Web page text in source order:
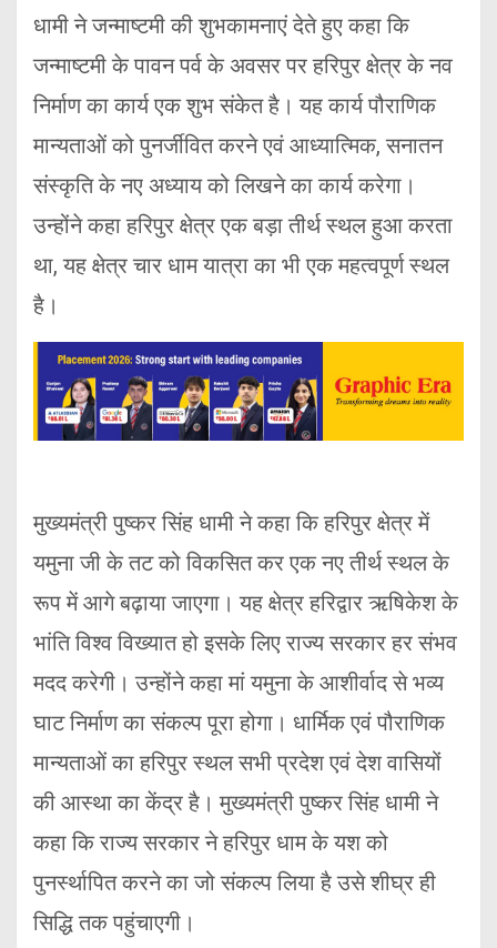
धामी ने जन्माष्टमी की शुभकामनाएं देते हुए कहा कि
जन्माष्टमी के पावन पर्व के अवसर पर हरिपुर क्षेत्र के नव
निर्माण का कार्य एक शुभ संकेत है। यह कार्य पौराणिक
मान्यताओं को पुनर्जीवित करने एवं आध्यात्मिक, सनातन
संस्कृति के नए अध्याय को लिखने का कार्य करेगा।
उन्होंने कहा हरिपुर क्षेत्र एक बड़ा तीर्थ स्थल हुआ करता
था, यह क्षेत्र चार धाम यात्रा का भी एक महत्वपूर्ण स्थल
है।
मुख्यमंत्री पुष्कर सिंह धामी ने कहा कि हरिपुर क्षेत्र में
यमुना जी के तट को विकसित कर एक नए तीर्थ स्थल के
रूप में आगे बढ़ाया जाएगा। यह क्षेत्र हरिद्वार ऋषिकेश के
भांति विश्व विख्यात हो इसके लिए राज्य सरकार हर संभव
मदद करेगी। उन्होंने कहा मां यमुना के आशीर्वाद से भव्य
घाट निर्माण का संकल्प पूरा होगा। धार्मिक एवं पौराणिक
मान्यताओं का हरिपुर स्थल सभी प्रदेश एवं देश वासियों
की आस्था का केंद्र है। मुख्यमंत्री पुष्कर सिंह धामी ने
कहा कि राज्य सरकार ने हरिपुर धाम के यश को
पुनर्स्थापित करने का जो संकल्प लिया है उसे शीघ्र ही
सिद्धि तक पहुंचाएगी।